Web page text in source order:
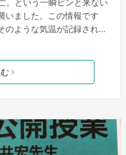
という一瞬ピンと来ない
いました。この情報です
のような気温が記録された
な発達した高気圧の圏内
地表まで運ばれるときに起
おける下降気流による断
がないことなどの人為的要
近